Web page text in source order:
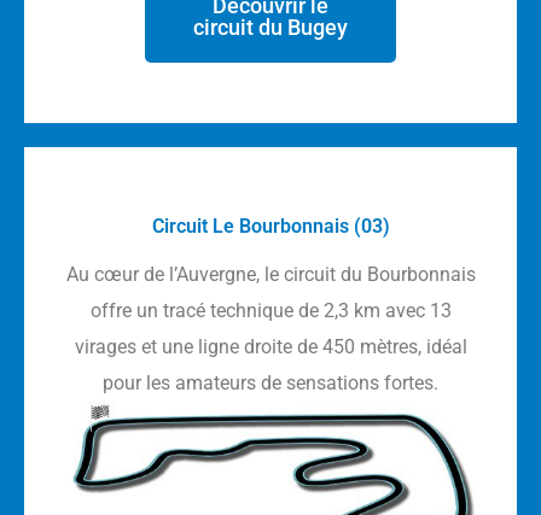
Découvrir le
circuit du Bugey
Circuit Le Bourbonnais (03)
Au cœur de l’Auvergne, le circuit du Bourbonnais
offre un tracé technique de 2,3 km avec 13
virages et une ligne droite de 450 mètres, idéal
pour les amateurs de sensations fortes.